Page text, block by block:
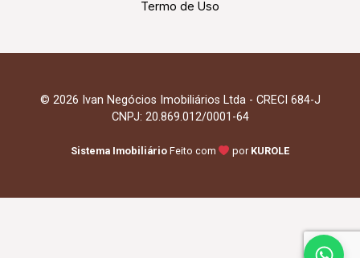
Termo de Uso
© 2026 Ivan Negócios Imobiliários Ltda - CRECI 684-J
CNPJ: 20.869.012/0001-64
Sistema Imobiliário Feito com por KUROLE